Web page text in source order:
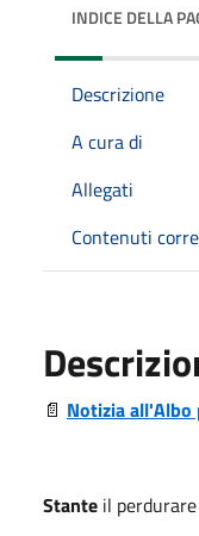
INDICE DELLA
Descrizione
A cura di
Allegati
Contenuti
📄 Notizia
Stante il